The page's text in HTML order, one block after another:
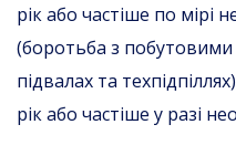
рік або частіше по мірі
(боротьба з
підвалах та
рік або частіше у разі